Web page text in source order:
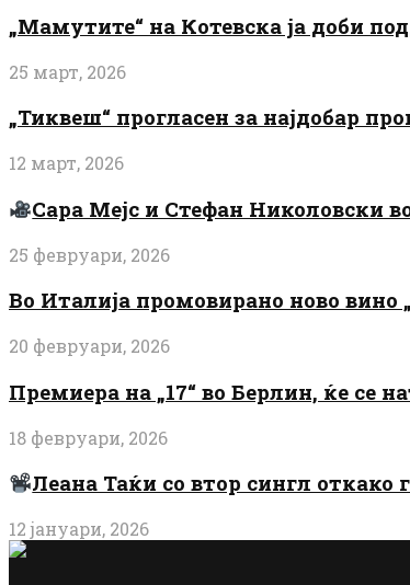
„Мамутите“ на Котевска ја доби
25 март, 2026
„Тиквеш“ прогласен за најдобар
12 март, 2026
Сара Мејс и Стефан Николовски
25 февруари, 2026
Во Италија промовирано ново
20 февруари, 2026
Премиера на „17“ во Берлин, ќе се
18 февруари, 2026
Леана Таќи со втор сингл откако
12 јануари, 2026